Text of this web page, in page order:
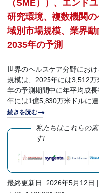
（SME））、エンド
研究環境、複数機関
域別市場規模、業界
2035年の予測
世界のヘルスケア分野にお
規模は、2025年には3,512
年の予測期間中に年平均成
年には1億5,830万米ドルに
続きを読む
私たちはこれらの
す!
最終更新日: 2026年5月12日